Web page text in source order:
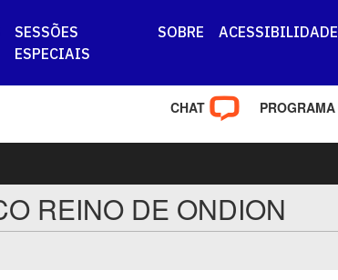
SESSÕES
ESPECIAIS
SOBRE ACESSIBILIDADE